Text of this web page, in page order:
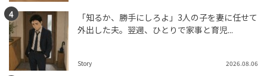
「知るか、勝手にしろよ」3人の子を妻に任せて
外出した夫。翌週、ひとりで家事と育児...
Story 2026.08.06